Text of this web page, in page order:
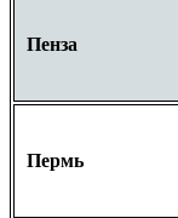
Пенза
Пермь